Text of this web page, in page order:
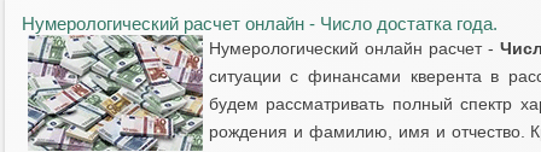
Нумерологический расчет онлайн - Число достатка года.
Нумерологический онлайн расчет -
ситуации с финансами кверента в
будем рассматривать полный спектр
рождения и фамилию, имя и отчество.